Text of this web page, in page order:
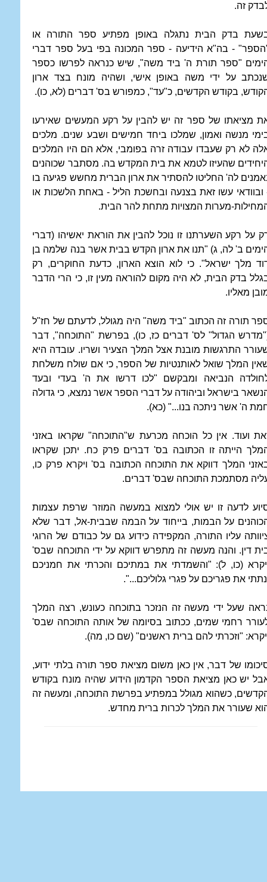
זה.
בדק הבית נתגלה באופן מפתיע ספר התורה או
- בה"א הידיעה - ספר המכונה בפי בעל ספר דברי
"ספר תורת ה' ביד משה", שיש כנראה לפרשו כספר
על ידי משה באופן אישי, ושהיה מונח בצד ארון
בקודש הקדשים, כ"עד", כמפורש בס' דברים (לא, כו).
מציאתו של ספר זה יש להבין על רקע המעשים שאירעו
מנשה ואמון, שמלכו ביחד חמישים ושבע שנים. מלכים
לא רק שעבדו עבודה זרה בפומבי, אלא הם היו המלכים
שהעיזו לטמא את בית המקדש בה. מסתבר שכוהנים
לה' החליטו להסתיר את ארון הברית מחשש פגיעה בו
ובוודאי עשו זאת בצנעה ובחשכת הליל - באחת הלשכות או
מערות המצויות מתחת להר הבית.
על רקע השערתנו זו נוכל להבין את הוראת יאשיהו (דברי
ב' לה, ג) "תנו את ארון הקדש בבית אשר בנה שלמה בן
מלך ישראל". כי לוא הוצא הארון, כדעת החוקרים, רק
בדק הבית, לא היה מקום להוראה מעין זו, כי הרי הדבר
מאליו.
תורה זה הכתוב "ביד משה" היה מגולל, לדעתם של חז"ל
הגדול" לס' דברים כז, כו), בפרשת "התוכחה", דבר
התרגשות מובנת אצל המלך הצעיר ושריו. עובדה היא
המלך שואל לאותנטיות של הספר, כי אם שולח משלחת
הנביאה ומבקשם "לכו דרשו את ה' בעדי ובעד
בישראל וביהודה על דברי הספר אשר נמצא, כי גדולה
ה' אשר ניתכה בנו..." (כא).
ועוד. אין כל הוכחה מכרעת ש"התוכחה" שקראו באזני
הייתה זו הכתובה בס' דברים פרק כח. יתכן שקראו
המלך דווקא את התוכחה הכתובה בס' ויקרא פרק כו,
מסתמכת התוכחה שבס' דברים.
לדעה זו יש אולי למצוא במעשה המוזר שרפת עצמות
על הבמות, בייחוד על הבמה שבבית-אל, דבר שלא
עליו התורה, המקפידה כידוע גם על כבודם של הרוגי
דין. והנה מעשה זה מתפרש דווקא על ידי התוכחה שבס'
(כו, ל): "והשמדתי את במתיכם והכרתי את חמניכם
את פגריכם על פגרי גלוליכם...".
שעל ידי מעשה זה הנזכר בתוכחה כעונש, רצה המלך
רחמי שמים, ככתוב בסיומה של אותה התוכחה שבס'
"וזכרתי להם ברית ראשנים" (שם כו, מה).
של דבר, אין כאן משום מציאת ספר תורה בלתי ידוע,
יש כאן מציאת הספר הקדמון הידוע שהיה מונח בקודש
כשהוא מגולל במפתיע בפרשת התוכחה, ומעשה זה
שעורר את המלך לכרות ברית מחדש.